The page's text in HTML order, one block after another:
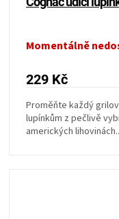
Momentálně
229 Kč
Proměňte každý
lupínkům z pečlivě
amerických